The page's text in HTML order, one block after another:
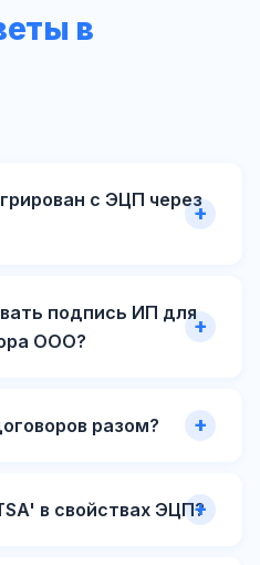
в
с ЭЦП через
подпись ИП для
ООО?
разом?
в свойствах ЭЦП?